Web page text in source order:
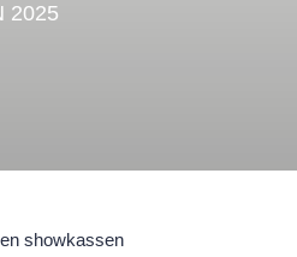
2025
showkassen